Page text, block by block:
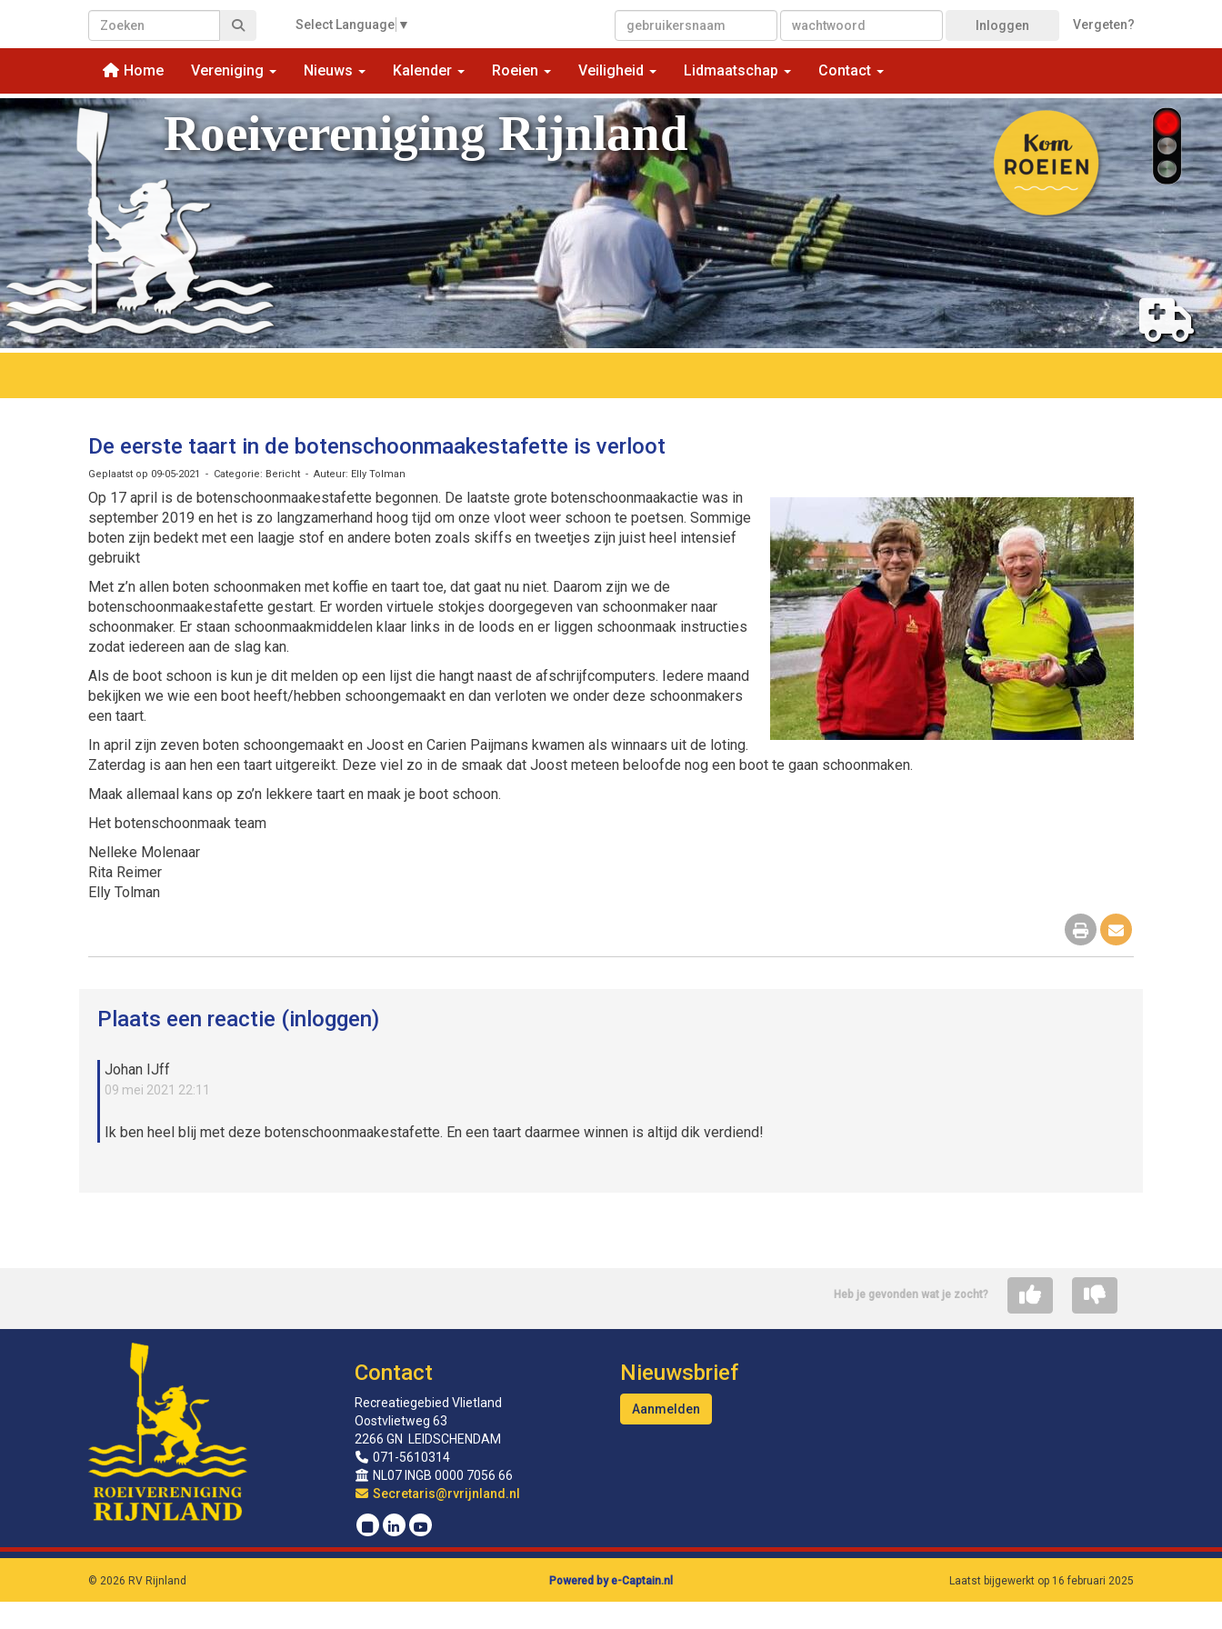
Select Language ▼ Inloggen Vergeten?
Home Vereniging Nieuws Kalender Roeien Veiligheid Lidmaatschap Contact
Roeivereniging Rijnland
De eerste taart in de botenschoonmaakestafette is verloot
Geplaatst op 09-05-2021 - Categorie: Bericht - Auteur: Elly Tolman
Op 17 april is de botenschoonmaakestafette begonnen. De laatste grote botenschoonmaakactie was in
september 2019 en het is zo langzamerhand hoog tijd om onze vloot weer schoon te poetsen. Sommige
boten zijn bedekt met een laagje stof en andere boten zoals skiffs en tweetjes zijn juist heel intensief
gebruikt
Met z’n allen boten schoonmaken met koffie en taart toe, dat gaat nu niet. Daarom zijn we de
botenschoonmaakestafette gestart. Er worden virtuele stokjes doorgegeven van schoonmaker naar
schoonmaker. Er staan schoonmaakmiddelen klaar links in de loods en er liggen schoonmaak instructies
zodat iedereen aan de slag kan.
Als de boot schoon is kun je dit melden op een lijst die hangt naast de afschrijfcomputers. Iedere maand
bekijken we wie een boot heeft/hebben schoongemaakt en dan verloten we onder deze schoonmakers
een taart.
In april zijn zeven boten schoongemaakt en Joost en Carien Paijmans kwamen als winnaars uit de loting.
Zaterdag is aan hen een taart uitgereikt. Deze viel zo in de smaak dat Joost meteen beloofde nog een boot te gaan schoonmaken.
Maak allemaal kans op zo’n lekkere taart en maak je boot schoon.
Het botenschoonmaak team
Nelleke Molenaar
Rita Reimer
Elly Tolman
Plaats een reactie (inloggen)
Johan IJff
09 mei 2021 22:11
Ik ben heel blij met deze botenschoonmaakestafette. En een taart daarmee winnen is altijd dik verdiend!
Heb je gevonden wat je zocht?
Contact
Recreatiegebied Vlietland
Oostvlietweg 63
2266 GN LEIDSCHENDAM
071-5610314
NL07 INGB 0000 7056 66
siraterceS@rvrijnland.nl
Nieuwsbrief
Aanmelden
© 2026 RV Rijnland Powered by e-Captain.nl Laatst bijgewerkt op 16 februari 2025